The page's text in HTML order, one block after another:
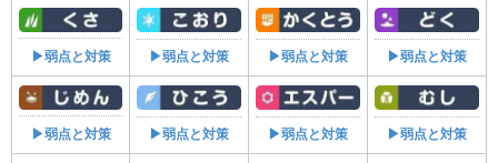
▶弱点と対策 ▶弱点と対策 ▶弱点と対策 ▶弱点と対策
▶弱点と対策 ▶弱点と対策 ▶弱点と対策 ▶弱点と対策